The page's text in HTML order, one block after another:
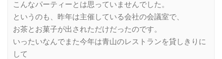
こんなパーティーとは思っていませんでした。
というのも、昨年は主催している会社の会議室で、
お茶とお菓子が出されただけだったのです。
いったいなんでまた今年は青山のレストランを貸しきりに
して